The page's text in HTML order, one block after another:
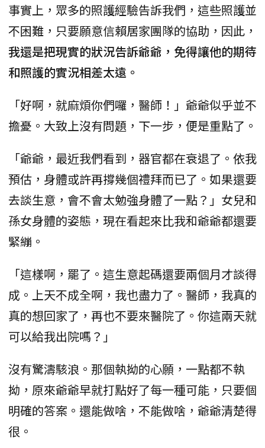
事實上，眾多的照護經驗告訴我們，這些照護並
不困難，只要願意信賴居家團隊的協助，因此，
我還是把現實的狀況告訴爺爺，免得讓他的期待
和照護的實況相差太遠。
「好啊，就麻煩你們囉，醫師！」爺爺似乎並不
擔憂。大致上沒有問題，下一步，便是重點了。
「爺爺，最近我們看到，器官都在衰退了。依我
預估，身體或許再撐幾個禮拜而已了。如果還要
去談生意，會不會太勉強身體了一點？」女兒和
孫女身體的姿態，現在看起來比我和爺爺都還要
緊繃。
「這樣啊，罷了。這生意起碼還要兩個月才談得
成。上天不成全啊，我也盡力了。醫師，我真的
真的想回家了，再也不要來醫院了。你這兩天就
可以給我出院嗎？」
沒有驚濤駭浪。那個執拗的心願，一點都不執
拗，原來爺爺早就打點好了每一種可能，只要個
明確的答案。還能做啥，不能做啥，爺爺清楚得
很。